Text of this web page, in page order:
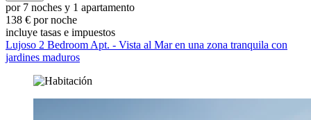
por 7 noches y 1 apartamento
138 € por noche
incluye tasas e impuestos
Lujoso 2 Bedroom Apt. - Vista al Mar en una zona tranquila con
jardines maduros